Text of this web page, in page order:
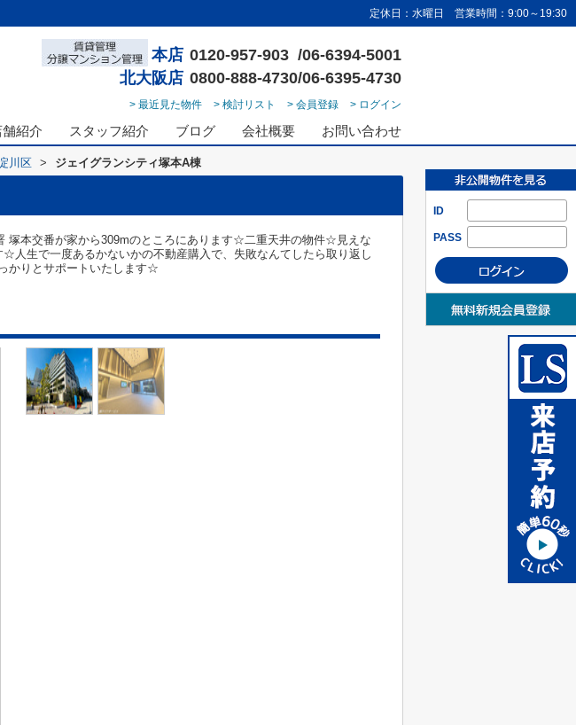
定休日：水曜日 営業時間：9:00～19:30
本店 0120-957-903 /06-6394-5001
北大阪店 0800-888-4730/06-6395-4730
> 最近見た物件 > 検討リスト > 会員登録 > ログイン
舗紹介 スタッフ紹介 ブログ 会社概要 お問い合わせ
ID
PASS
川区 > ジェイグランシティ塚本A棟
塚本交番が家から309mのところにあります☆二重天井の物件☆見えな
生で一度あるかないかの不動産購入で、失敗なんてしたら取り返し
かりとサポートいたします☆